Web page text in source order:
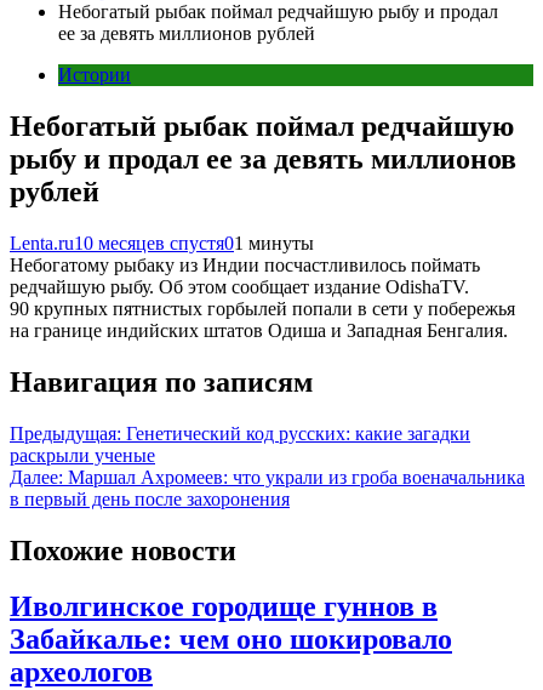
Небогатый рыбак поймал редчайшую рыбу и продал
ее за девять миллионов рублей
Истории
Небогатый рыбак поймал редчайшую
рыбу и продал ее за девять миллионов
рублей
Lenta.ru10 месяцев спустя01 минуты
Небогатому рыбаку из Индии посчастливилось поймать
редчайшую рыбу. Об этом сообщает издание OdishaTV.
90 крупных пятнистых горбылей попали в сети у побережья
на границе индийских штатов Одиша и Западная Бенгалия.
Навигация по записям
Предыдущая: Генетический код русских: какие загадки
раскрыли ученые
Далее: Маршал Ахромеев: что украли из гроба военачальника
в первый день после захоронения
Похожие новости
Иволгинское городище гуннов в
Забайкалье: чем оно шокировало
археологов